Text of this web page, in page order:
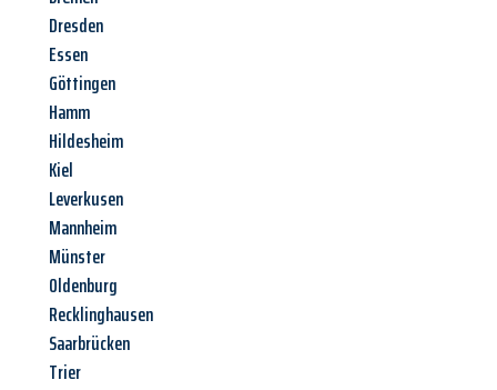
Dresden
Essen
Göttingen
Hamm
Hildesheim
Kiel
Leverkusen
Mannheim
Münster
Oldenburg
Recklinghausen
Saarbrücken
Trier